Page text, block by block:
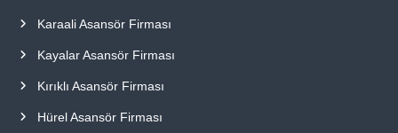
Karaali Asansör Firması
Kayalar Asansör Firması
Kırıklı Asansör Firması
Hürel Asansör Firması